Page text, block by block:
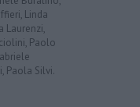
Linda
Laurenzi,
Paolo
Paola Silvi.